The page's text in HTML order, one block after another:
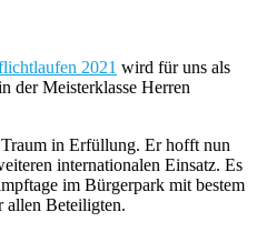
2021 wird für uns als
der Meisterklasse Herren
in Erfüllung. Er hofft nun
internationalen Einsatz. Es
im Bürgerpark mit bestem
allen Beteiligten.